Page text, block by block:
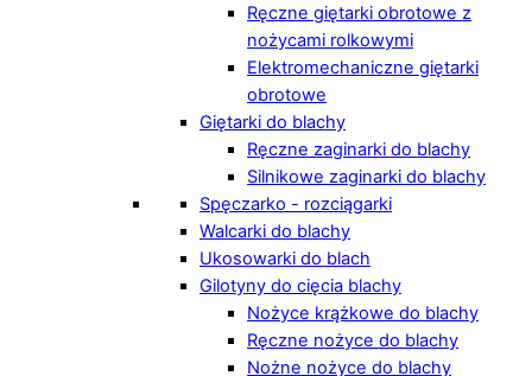
Ręczne giętarki obrotowe z
nożycami rolkowymi
Elektromechaniczne giętarki
obrotowe
Giętarki do blachy
Ręczne zaginarki do blachy
Silnikowe zaginarki do blachy
Spęczarko - rozciągarki
Walcarki do blachy
Ukosowarki do blach
Gilotyny do cięcia blachy
Nożyce krążkowe do blachy
Ręczne nożyce do blachy
Nożne nożyce do blachy